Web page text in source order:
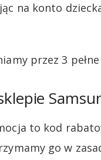
na konto
przez 3
to kod
go w